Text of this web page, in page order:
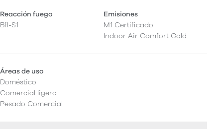
Reacción fuego
Bfl-S1
Emisiones
M1 Certificado
Indoor Air Comfort Gold
Áreas de uso
Doméstico
Comercial ligero
Pesado Comercial